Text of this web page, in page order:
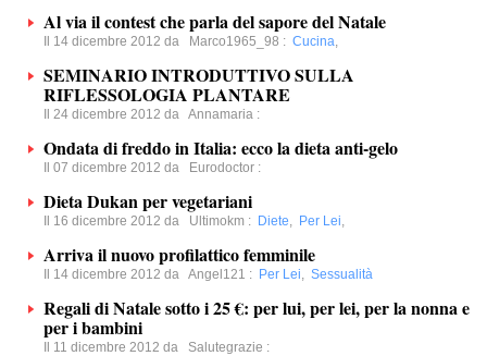
Al via il contest che parla del sapore del Natale
Il 14 dicembre 2012 da Marco1965_98 : Cucina,
SEMINARIO INTRODUTTIVO SULLA
RIFLESSOLOGIA PLANTARE
Il 24 dicembre 2012 da Annamaria :
Ondata di freddo in Italia: ecco la dieta anti-gelo
Il 07 dicembre 2012 da Eurodoctor :
Dieta Dukan per vegetariani
Il 16 dicembre 2012 da Ultimokm : Diete, Per Lei,
Arriva il nuovo profilattico femminile
Il 14 dicembre 2012 da Angel121 : Per Lei, Sessualità
Regali di Natale sotto i 25 €: per lui, per lei, per la nonna e
per i bambini
Il 11 dicembre 2012 da Salutegrazie :